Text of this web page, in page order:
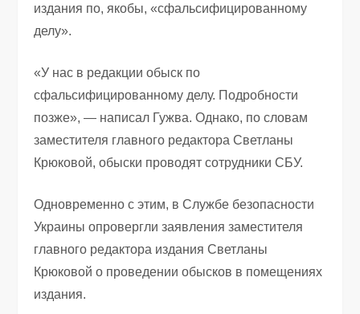
издания по, якобы, «сфальсифицированному
делу».
«У нас в редакции обыск по
сфальсифицированному делу. Подробности
позже», — написал Гужва. Однако, по словам
заместителя главного редактора Светланы
Крюковой, обыски проводят сотрудники СБУ.
Одновременно с этим, в Службе безопасности
Украины опровергли заявления заместителя
главного редактора издания Светланы
Крюковой о проведении обысков в помещениях
издания.